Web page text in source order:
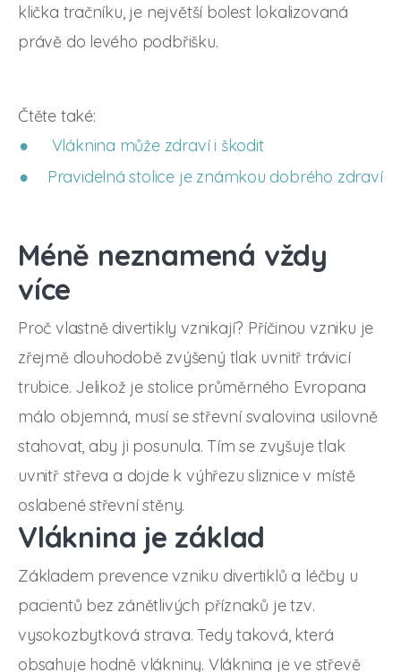
klička tračníku, je největší bolest lokalizovaná
právě do levého podbřišku.
Čtěte také:
Vláknina může zdraví i škodit
Pravidelná stolice je známkou dobrého zdraví
Méně neznamená vždy
více
Proč vlastně divertikly vznikají? Příčinou vzniku je
zřejmě dlouhodobě zvýšený tlak uvnitř trávicí
trubice. Jelikož je stolice průměrného Evropana
málo objemná, musí se střevní svalovina usilovně
stahovat, aby ji posunula. Tím se zvyšuje tlak
uvnitř střeva a dojde k výhřezu sliznice v místě
oslabené střevní stěny.
Vláknina je základ
Základem prevence vzniku divertiklů a léčby u
pacientů bez zánětlivých příznaků je tzv.
vysokozbytková strava. Tedy taková, která
obsahuje hodně vlákniny. Vláknina je ve střevě